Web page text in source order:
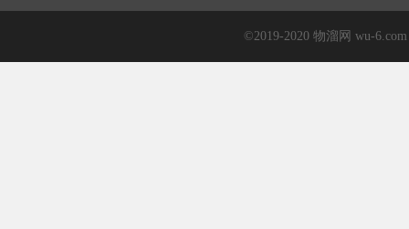
©2019-2020 物溜网 wu-